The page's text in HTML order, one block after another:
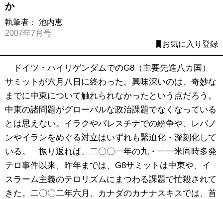
か
執筆者： 池内恵
2007年7月号
お気に入り登録
ドイツ・ハイリゲンダムでのG8（主要先進八カ国）
サミットが六月八日に終わった。興味深いのは、奇妙な
までに中東について触れられなかったという点だろう。
中東の諸問題がグローバルな政治課題でなくなっている
とは思えない。イラクやパレスチナでの紛争や、レバノ
ンやイランをめぐる対立はいずれも緊迫化・深刻化して
いる。 振り返れば、二〇〇一年の九・一一米同時多発
テロ事件以来、昨年までは、G8サミットは中東や、イ
スラーム主義のテロリズムにまつわる課題で忙殺されて
きた。二〇〇二年六月、カナダのカナナスキスでは、首